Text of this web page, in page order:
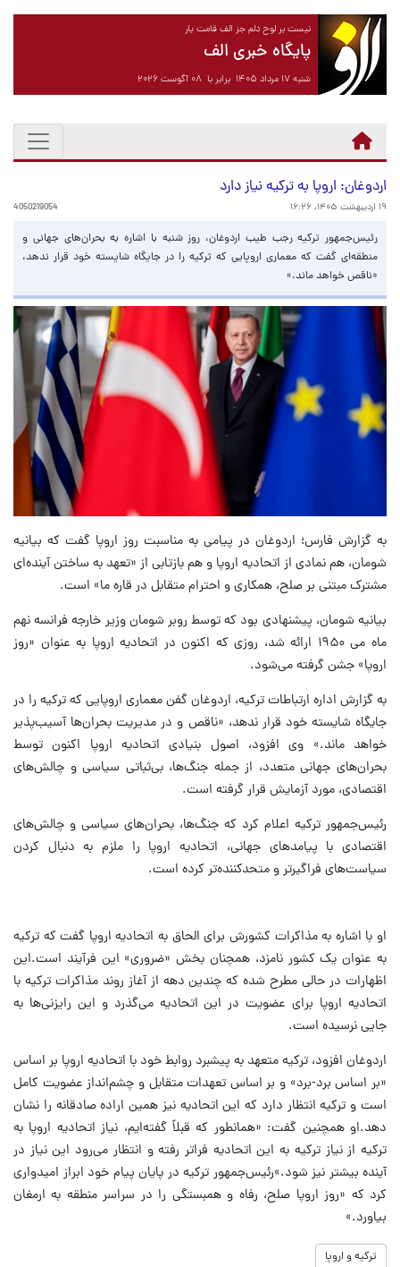
نیست بر لوح دلم جز الف قامت یار
پایگاه خبری الف
شنبه ۱۷ مرداد ۱۴۰۵ برابر با ۰۸ آگوست ۲۰۲۶
اردوغان: اروپا به ترکیه نیاز دارد
۱۹ اردیبهشت ۱۴۰۵، ۱۶:۲۶ 4050219054
رئیس‌جمهور ترکیه رجب طیب اردوغان، روز شنبه با اشاره به بحران‌های جهانی و
منطقه‌ای گفت که معماری اروپایی که ترکیه را در جایگاه شایسته خود قرار ندهد،
«ناقص خواهد ماند.»
به گزارش فارس؛ اردوغان در پیامی به مناسبت روز اروپا گفت که بیانیه
شومان، هم نمادی از اتحادیه اروپا و هم بازتابی از «تعهد به ساختن آینده‌ای
مشترک مبتنی بر صلح، همکاری و احترام متقابل در قاره ما» است.
بیانیه شومان، پیشنهادی بود که توسط روبر شومان وزیر خارجه فرانسه نهم
ماه می ۱۹۵۰ ارائه شد، روزی که اکنون در اتحادیه اروپا به عنوان «روز
اروپا» جشن گرفته می‌شود.
به گزارش اداره ارتباطات ترکیه، اردوغان گفن معماری اروپایی که ترکیه را در
جایگاه شایسته خود قرار ندهد، «ناقص و در مدیریت بحران‌ها آسیب‌پذیر
خواهد ماند.» وی افزود، اصول بنیادی اتحادیه اروپا اکنون توسط
بحران‌های جهانی متعدد، از جمله جنگ‌ها، بی‌ثباتی سیاسی و چالش‌های
اقتصادی، مورد آزمایش قرار گرفته است.
رئیس‌جمهور ترکیه اعلام کرد که جنگ‌ها، بحران‌های سیاسی و چالش‌های
اقتصادی با پیامدهای جهانی، اتحادیه اروپا را ملزم به دنبال کردن
سیاست‌های فراگیرتر و متحدکننده‌تر کرده است.
او با اشاره به مذاکرات کشورش برای الحاق به اتحادیه اروپا گفت که ترکیه
به عنوان یک کشور نامزد، همچنان بخش «ضروری» این فرآیند است.این
اظهارات در حالی مطرح شده که چندین دهه از آغاز روند مذاکرات ترکیه با
اتحادیه اروپا برای عضویت در این اتحادیه می‌گذرد و این رایزنی‌ها به
جایی نرسیده است.
اردوغان افزود، ترکیه متعهد به پیشبرد روابط خود با اتحادیه اروپا بر اساس
«بر اساس برد-برد» و بر اساس تعهدات متقابل و چشم‌انداز عضویت کامل
است و ترکیه انتظار دارد که این اتحادیه نیز همین اراده صادقانه را نشان
دهد.او همچنین گفت: «همانطور که قبلاً گفته‌ایم، نیاز اتحادیه اروپا به
ترکیه از نیاز ترکیه به این اتحادیه فراتر رفته و انتظار می‌رود این نیاز در
آینده بیشتر نیز شود.»رئیس‌جمهور ترکیه در پایان پیام خود ابراز امیدواری
کرد که «روز اروپا صلح، رفاه و همبستگی را در سراسر منطقه به ارمغان
بیاورد.»
ترکیه و اروپا